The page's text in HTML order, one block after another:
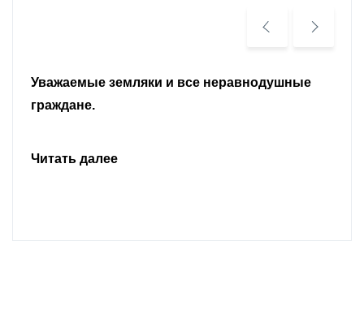
Уважаемые земляки и все неравнодушные
граждане.
Читать далее